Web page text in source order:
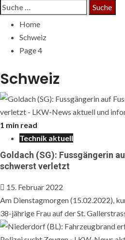
Suche
Home
Schweiz
Page 4
Schweiz
1 min read
Technik aktuell
Goldach (SG): Fussgängerin
schwerst verletzt
15. Februar 2022
Am Dienstagmorgen (15.02.2022),
38-jährige Frau auf der St.